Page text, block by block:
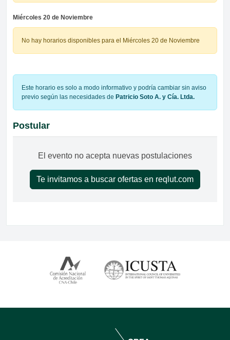
Miércoles 20 de Noviembre
No hay horarios disponibles para el Miércoles 20 de Noviembre
Este horario es solo a modo informativo y podría cambiar sin aviso
previo según las necesidades de Patricio Soto A. y Cía. Ltda.
Postular
El evento no acepta nuevas postulaciones
Te invitamos a buscar ofertas en reqlut.com